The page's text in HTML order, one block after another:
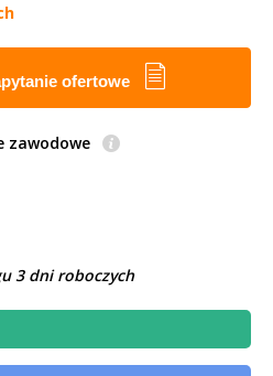
ofertowe
zawodowe
3 dni roboczych